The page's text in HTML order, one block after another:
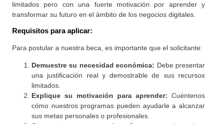
limitados pero con una fuerte motivación por aprender y
transformar su futuro en el ámbito de los negocios digitales.
Requisitos para aplicar:
Para postular a nuestra beca, es importante que el solicitante:
Demuestre su necesidad económica: Debe presentar
una justificación real y demostrable de sus recursos
limitados.
Explique su motivación para aprender: Cuéntenos
cómo nuestros programas pueden ayudarle a alcanzar
sus metas personales o profesionales.